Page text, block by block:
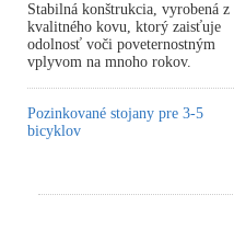
Stabilná konštrukcia, vyrobená z
kvalitného kovu, ktorý zaisťuje
odolnosť voči poveternostným
vplyvom na mnoho rokov.
Pozinkované stojany pre 3-5
bicyklov